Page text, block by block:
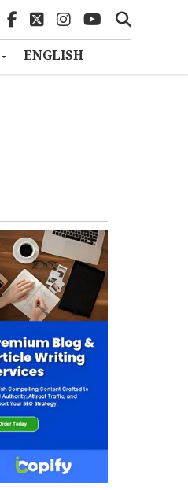
ENGLISH